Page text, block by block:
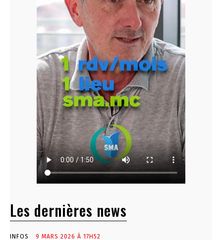
Les dernières news
INFOS 9 MARS 2026 À 17H52